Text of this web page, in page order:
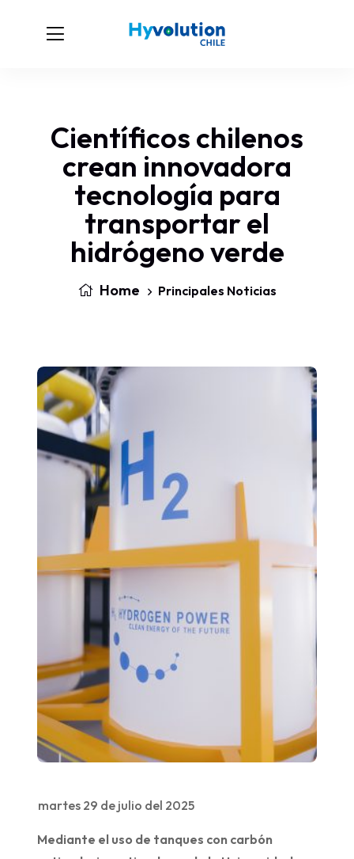
Científicos chilenos
crean innovadora
tecnología para
transportar el
hidrógeno verde
Home Principales Noticias
martes 29 de julio del 2025
Mediante el uso de tanques con carbón